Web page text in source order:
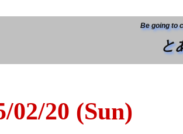
Be going to
と
02/20 (Sun)